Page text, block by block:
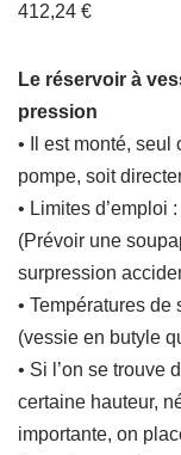
412,24 €
Le réservoir à
pression
• Il est monté, seul
pompe, soit
• Limites d’emploi
(Prévoir une
surpression
• Températures de
(vessie en butyle
• Si l’on se trouve
certaine hauteur,
importante, on